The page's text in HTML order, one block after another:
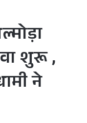
शुरू ,
ने